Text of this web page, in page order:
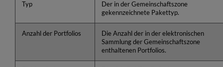
Typ
Der in der Gemeinschaftszone
gekennzeichnete Pakettyp.
Anzahl der Portfolios
Die Anzahl der in der elektronischen
Sammlung der Gemeinschaftszone
enthaltenen Portfolios.